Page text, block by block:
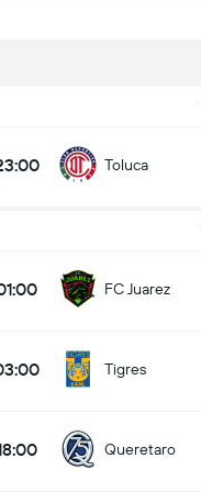
Toluca
FC Juarez
Tigres
Queretaro